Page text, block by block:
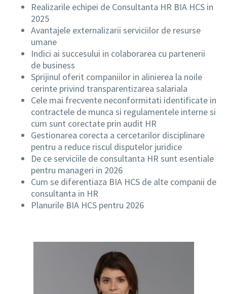
Realizarile echipei de Consultanta HR BIA HCS in
2025
Avantajele externalizarii serviciilor de resurse
umane
Indici ai succesului in colaborarea cu partenerii
de business
Sprijinul oferit companiilor in alinierea la noile
cerinte privind transparentizarea salariala
Cele mai frecvente neconformitati identificate in
contractele de munca si regulamentele interne si
cum sunt corectate prin audit HR
Gestionarea corecta a cercetarilor disciplinare
pentru a reduce riscul disputelor juridice
De ce serviciile de consultanta HR sunt esentiale
pentru manageri in 2026
Cum se diferentiaza BIA HCS de alte companii de
consultanta in HR
Planurile BIA HCS pentru 2026